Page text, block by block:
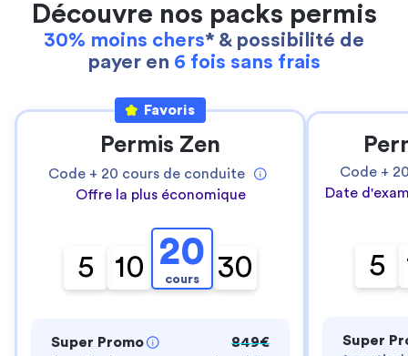
Découvre nos packs permis
30% moins chers* & possibilité de
payer en 6 fois sans frais
Favoris
Permis Zen
Code + 20 cours de conduite
Offre la plus économique
5 10 20
cours 30
Super Promo
849€
Code +
Date
5
Super